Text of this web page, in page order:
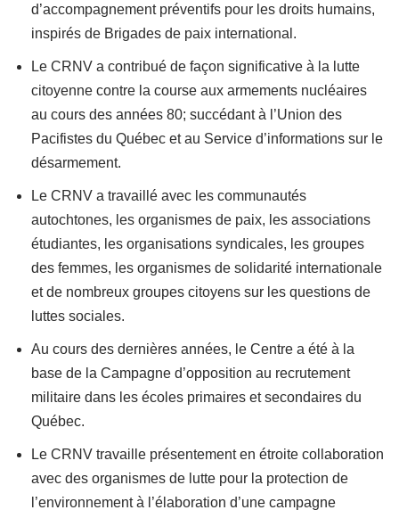
d’accompagnement préventifs pour les droits humains,
inspirés de Brigades de paix international.
Le CRNV a contribué de façon significative à la lutte
citoyenne contre la course aux armements nucléaires
au cours des années 80; succédant à l’Union des
Pacifistes du Québec et au Service d’informations sur le
désarmement.
Le CRNV a travaillé avec les communautés
autochtones, les organismes de paix, les associations
étudiantes, les organisations syndicales, les groupes
des femmes, les organismes de solidarité internationale
et de nombreux groupes citoyens sur les questions de
luttes sociales.
Au cours des dernières années, le Centre a été à la
base de la Campagne d’opposition au recrutement
militaire dans les écoles primaires et secondaires du
Québec.
Le CRNV travaille présentement en étroite collaboration
avec des organismes de lutte pour la protection de
l’environnement à l’élaboration d’une campagne